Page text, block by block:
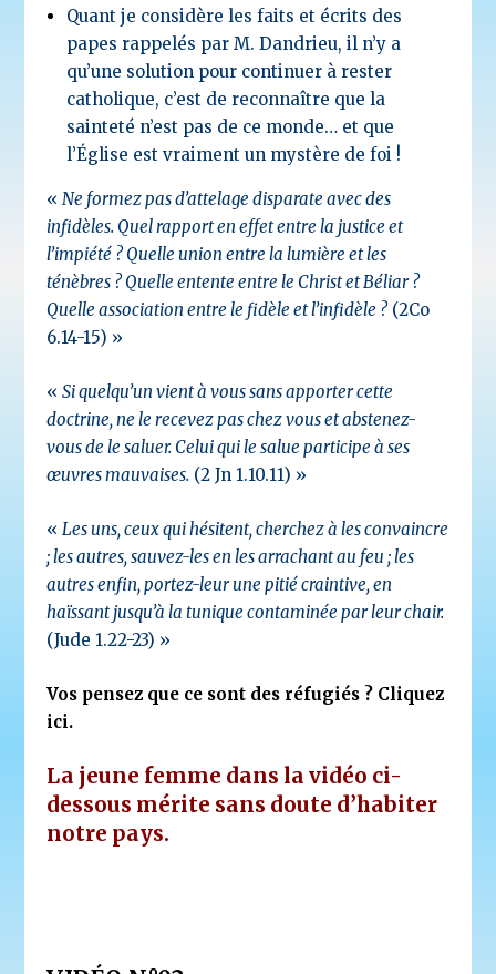
Quant je considère les faits et écrits des
papes rappelés par M. Dandrieu, il n’y a
qu’une solution pour continuer à rester
catholique, c’est de reconnaître que la
sainteté n’est pas de ce monde… et que
l’Église est vraiment un mystère de foi !
« Ne formez pas d’attelage disparate avec des
infidèles. Quel rapport en effet entre la justice et
l’impiété ? Quelle union entre la lumière et les
ténèbres ? Quelle entente entre le Christ et Béliar ?
Quelle association entre le fidèle et l’infidèle ?(2Co
6.14-15) »
«Si quelqu’un vient à vous sans apporter cette
doctrine, ne le recevez pas chez vous et abstenez-
vous de le saluer. Celui qui le salue participe à ses
œuvres mauvaises. (2 Jn 1.10.11) »
« Les uns, ceux qui hésitent, cherchez à les convaincre
; les autres, sauvez-les en les arrachant au feu ; les
autres enfin, portez-leur une pitié craintive, en
haïssant jusqu’à la tunique contaminée par leur chair.
(Jude 1.22-23) »
Vos pensez que ce sont des réfugiés ? Cliquez
ici.
La jeune femme dans la vidéo ci-
dessous mérite sans doute d’habiter
notre pays.